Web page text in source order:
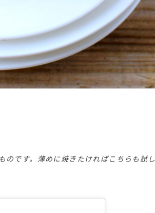
です。薄めに焼きたければこちらも試し